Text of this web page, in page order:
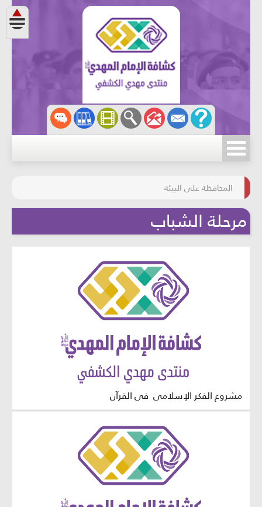
مسابقة الركب الحسينيّ
المحافظة على البيئة
مرحلة الشباب
مشروع الفكر الإسلامي في القرآن